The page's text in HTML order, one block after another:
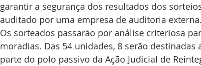
garantir a segurança dos resultados dos
auditado por uma empresa de auditoria externa.
Os sorteados passarão por análise criteriosa
moradias. Das 54 unidades, 8 serão
parte do polo passivo da Ação Judicial de